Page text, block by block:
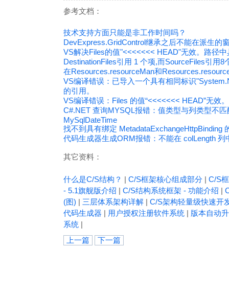
参考文档：
技术支持方面只能是非工作时间吗？
DevExpress.GridControl继承之后不能在派生的
VS解决Files的值"<<<<<<< HEAD"无效。路径
DestinationFiles引用 1 个项,而SourceFiles引用
在Resources.resourceMan和
VS编译错误：已导入一个具有相同标识
的引用。
VS编译错误：Files 的值“<<<<<<< HEAD”无效
C#.NET 查询MYSQL报错：值类型与列类型不
MySqlDateTime
找不到具有绑定 MetadataExchangeHttpBinding
代码生成器生成ORM报错：不能在 colLength
其它资料：
什么是C/S结构？ | C/S框架核心组成部分 | C/S
- 5.1旗舰版介绍 | C/S结构系统框架 - 功能介绍 |
(图) | 三层体系架构详解 | C/S架构轻量级快速开
代码生成器 | 用户授权注册软件系统 | 版本自动
系统 |
上一篇
下一篇